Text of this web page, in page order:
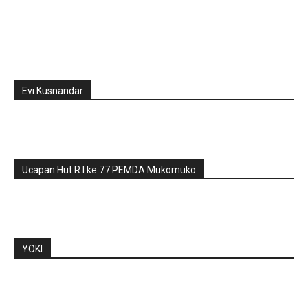
Evi Kusnandar
Ucapan Hut R.I ke 77 PEMDA Mukomuko
YOKI